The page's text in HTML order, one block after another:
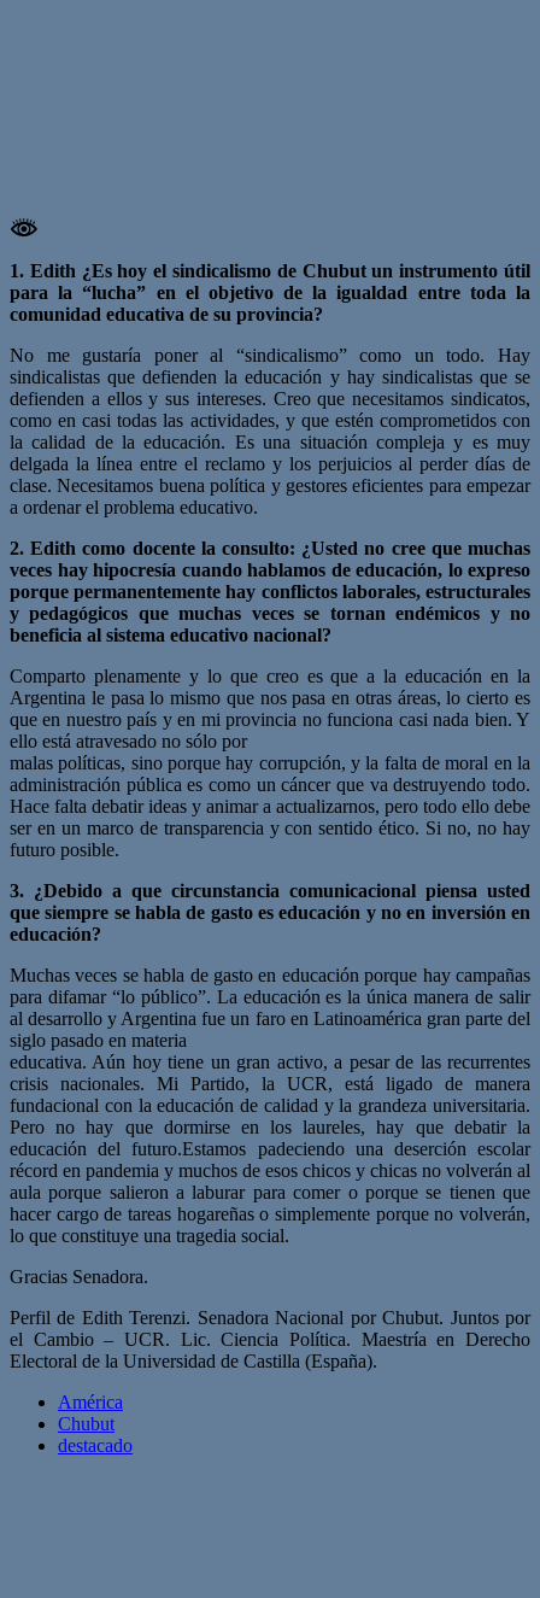
1. Edith ¿Es hoy el sindicalismo de Chubut un instrumento útil
para la “lucha” en el objetivo de la igualdad entre toda la
comunidad educativa de su provincia?
No me gustaría poner al “sindicalismo” como un todo. Hay
sindicalistas que defienden la educación y hay sindicalistas que se
defienden a ellos y sus intereses. Creo que necesitamos sindicatos,
como en casi todas las actividades, y que estén comprometidos con
la calidad de la educación. Es una situación compleja y es muy
delgada la línea entre el reclamo y los perjuicios al perder días de
clase. Necesitamos buena política y gestores eficientes para empezar
a ordenar el problema educativo.
2. Edith como docente la consulto: ¿Usted no cree que muchas
veces hay hipocresía cuando hablamos de educación, lo expreso
porque permanentemente hay conflictos laborales, estructurales
y pedagógicos que muchas veces se tornan endémicos y no
beneficia al sistema educativo nacional?
Comparto plenamente y lo que creo es que a la educación en la
Argentina le pasa lo mismo que nos pasa en otras áreas, lo cierto es
que en nuestro país y en mi provincia no funciona casi nada bien. Y
ello está atravesado no sólo por
malas políticas, sino porque hay corrupción, y la falta de moral en la
administración pública es como un cáncer que va destruyendo todo.
Hace falta debatir ideas y animar a actualizarnos, pero todo ello debe
ser en un marco de transparencia y con sentido ético. Si no, no hay
futuro posible.
3. ¿Debido a que circunstancia comunicacional piensa usted
que siempre se habla de gasto es educación y no en inversión en
educación?
Muchas veces se habla de gasto en educación porque hay campañas
para difamar “lo público”. La educación es la única manera de salir
al desarrollo y Argentina fue un faro en Latinoamérica gran parte del
siglo pasado en materia
educativa. Aún hoy tiene un gran activo, a pesar de las recurrentes
crisis nacionales. Mi Partido, la UCR, está ligado de manera
fundacional con la educación de calidad y la grandeza universitaria.
Pero no hay que dormirse en los laureles, hay que debatir la
educación del futuro.Estamos padeciendo una deserción escolar
récord en pandemia y muchos de esos chicos y chicas no volverán al
aula porque salieron a laburar para comer o porque se tienen que
hacer cargo de tareas hogareñas o simplemente porque no volverán,
lo que constituye una tragedia social.
Gracias Senadora.
Perfil de Edith Terenzi. Senadora Nacional por Chubut. Juntos por
el Cambio – UCR. Lic. Ciencia Política. Maestría en Derecho
Electoral de la Universidad de Castilla (España).
América
Chubut
destacado